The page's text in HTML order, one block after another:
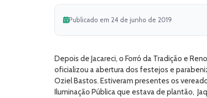
Publicado em 24 de junho de 2019
Depois de Jacareci, o Forró da Tradição e
oficializou a abertura dos festejos e
Oziel Bastos. Estiveram presentes os
Iluminação Pública que estava de plantão,